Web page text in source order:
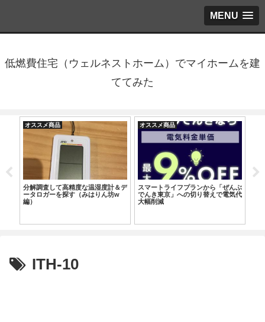
MENU
低燃費住宅（ウェルネストホーム）でマイホームを建
ててみた
オススメ商品
分解調査して高精度な温湿度計＆デ
ータロガーを探す（みはりん坊w
編）
オススメ商品
スマートライフプランから「ぜんぶ
でんき東京」への切り替えで電気代
大幅削減
ITH-10